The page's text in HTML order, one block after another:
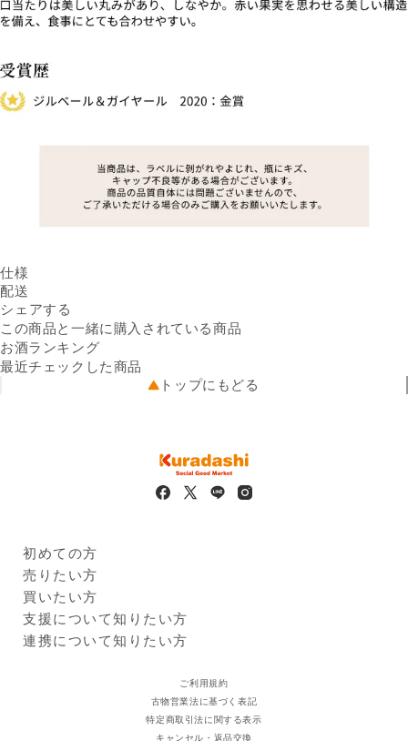
仕様
内容量
原産国名
商品名
シャトー・モン・サン・ペ
タイプ
ミディアム
株式会社クラダシ 一関営業所
岩手県一関市駅前38番地1 テ
ラス石橋2階 事務所3
商品画像はイメージのため、実際の商品と異なる場合がござい
ます。特にご希望がございましたら、現在の商品を確認させて
いただきますのでご連絡くださいますようお願い申し上げま
す。
内容と実物の表記が異なることがございます。お手元に届きま
したら実物の一括表示にて、原材料等をご確認くださいますよ
うお願い申し上げます。
配送
送料
可能性があります。
出荷元
配送業者
全国
シェアする
この商品と一緒に購入されている商品
お酒ランキング
最近チェックした商品
トップにもどる
初めての方
Kuradashiとは
ご利用ガイド
売りたい方
クラダシに出品する
出品企業
買いたい方
商品一覧
ログイン・新規登録
支援について知りたい方
支援レポート
連携について知りたい方
ご利用規約
古物営業法に基づく表記
特定商取引法に関する表示
キャンセル・返品交換